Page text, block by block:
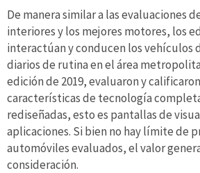
De manera similar a las evaluaciones
interiores y los mejores motores, los
interactúan y conducen los vehículos
diarios de rutina en el área
edición de 2019, evaluaron y
características de tecnología
rediseñadas, esto es pantallas de
aplicaciones. Si bien no hay límite de
automóviles evaluados, el valor
consideración.